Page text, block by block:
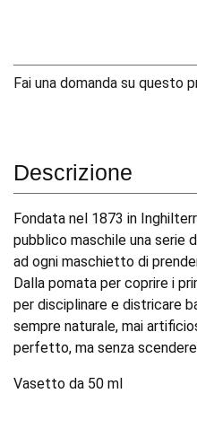
Fai una domanda su questo
Descrizione
Fondata nel 1873 in
pubblico maschile una serie
ad ogni maschietto di
Dalla pomata per coprire i
per disciplinare e districare
sempre naturale, mai
perfetto, ma senza
Vasetto da 50 ml